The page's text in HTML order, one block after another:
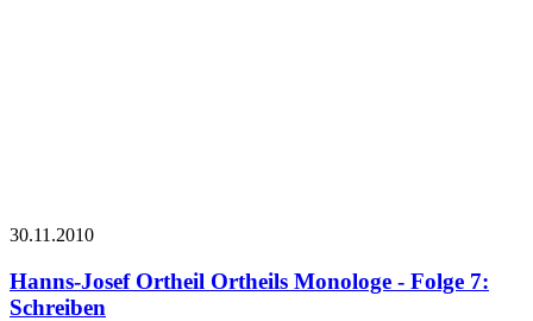
30.11.2010
Hanns-Josef Ortheil Ortheils Monologe - Folge 7:
Schreiben